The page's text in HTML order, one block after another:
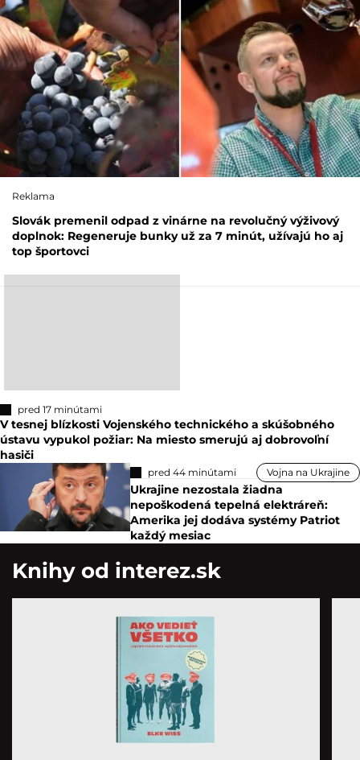
Reklama
Slovák premenil odpad z vinárne na revolučný výživový
doplnok: Regeneruje bunky už za 7 minút, užívajú ho aj
top športovci
pred 17 minútami
V tesnej blízkosti Vojenského technického a skúšobného
ústavu vypukol požiar: Na miesto smerujú aj dobrovoľní
hasiči
pred 44 minútami Vojna na Ukrajine
Ukrajine nezostala žiadna
nepoškodená tepelná elektráreň:
Amerika jej dodáva systémy Patriot
každý mesiac
Knihy od interez.sk